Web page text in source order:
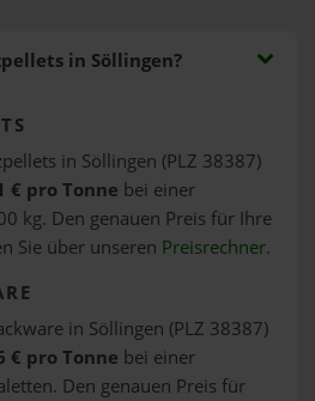
in Söllingen?
in Söllingen (PLZ 38387)
€ pro Tonne bei einer
kg. Den genauen Preis für Ihre
Sie über unseren Preisrechner.
in Söllingen (PLZ 38387)
€ pro Tonne bei einer
Den genauen Preis für